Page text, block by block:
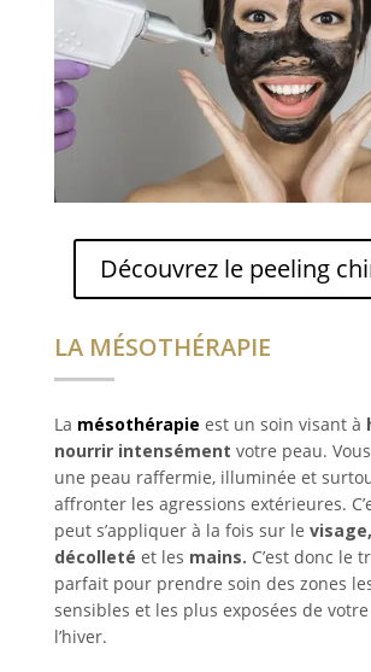
Découvrez le peeling
LA MÉSOTHÉRAPIE
La mésothérapie est un soin visant à
nourrir intensément votre peau.
une peau raffermie, illuminée et
affronter les agressions extérieures.
peut s’appliquer à la fois sur le visage,
décolleté et les mains. C’est donc le
parfait pour prendre soin des zones
sensibles et les plus exposées de
l’hiver.